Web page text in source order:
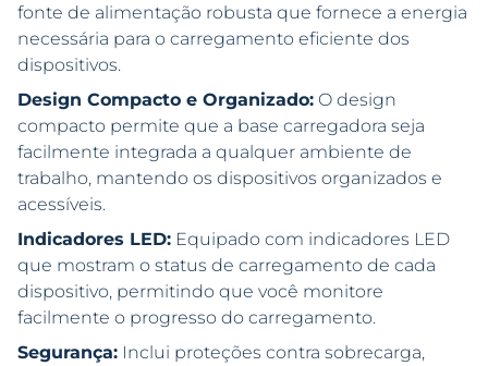
fonte de alimentação robusta que fornece a energia
necessária para o carregamento eficiente dos
dispositivos.
Design Compacto e Organizado: O design
compacto permite que a base carregadora seja
facilmente integrada a qualquer ambiente de
trabalho, mantendo os dispositivos organizados e
acessíveis.
Indicadores LED: Equipado com indicadores LED
que mostram o status de carregamento de cada
dispositivo, permitindo que você monitore
facilmente o progresso do carregamento.
Segurança: Inclui proteções contra sobrecarga,